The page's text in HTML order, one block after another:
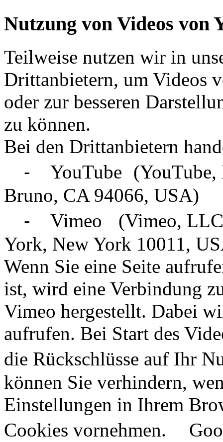
Nutzung von Videos
Teilweise nutzen wir in
Drittanbietern, um Videos
oder zur besseren
zu können.
Bei den Drittanbietern
⁃ YouTube (YouTube,
Bruno, CA 94066, USA)
⁃ Vimeo (Vimeo, LLC,
York, New York 10011,
Wenn Sie eine Seite
ist, wird eine Verbindung
Vimeo hergestellt. Dabei
aufrufen. Bei Start des
die Rückschlüsse auf Ihr
können Sie verhindern,
Einstellungen in Ihrem
Cookies vornehmen.